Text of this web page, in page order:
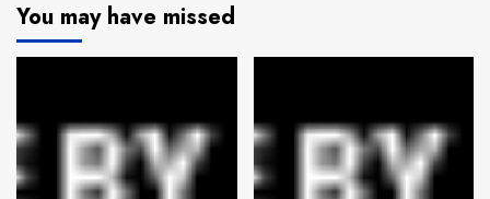
You may have missed